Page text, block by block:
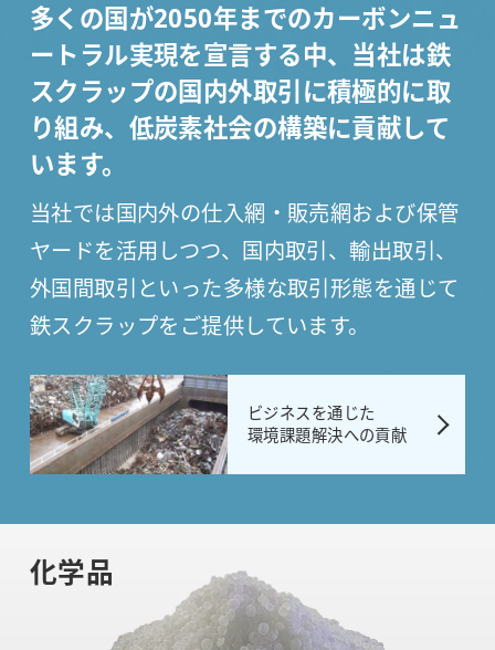
多くの国が2050年までのカーボンニュ
ートラル実現を宣言する中、 当社は鉄
スクラップの国内外取引に積極的に取
り組み、 低炭素社会の構築に貢献して
います。
当社では国内外の仕入網・販売網および保管
ヤードを活用しつつ、国内取引、輸出取引、
外国間取引といった多様な取引形態を通じて
鉄スクラップをご提供しています。
ビジネスを通じた
環境課題解決への貢献
化学品